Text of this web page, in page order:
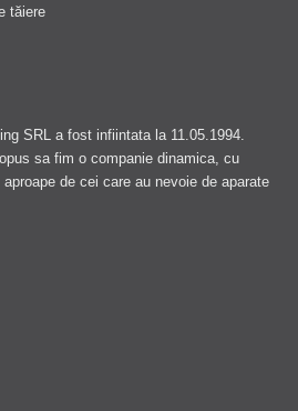
tăiere
SRL a fost infiintata la 11.05.1994.
sa fim o companie dinamica, cu
de cei care au nevoie de aparate